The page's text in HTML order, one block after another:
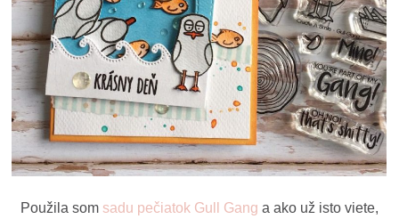
Použila som sadu pečiatok Gull Gang a ako už isto viete,